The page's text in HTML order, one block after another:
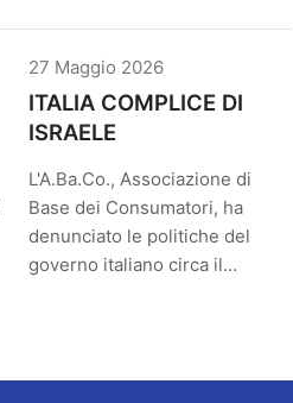
27 Maggio 2026
ITALIA COMPLICE DI
ISRAELE
L'A.Ba.Co., Associazione di
Base dei Consumatori, ha
denunciato le politiche del
governo italiano circa il…